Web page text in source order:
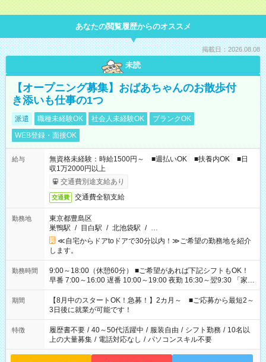
あなたの閲覧履歴からのオススメ
掲載日：2026.08.08
未読
【オープニング募集】おばあちゃんのお散歩付
き添いも仕事の1つ
派遣 職種未経験OK 社会人未経験OK
ブランクOK
WEB登録・面接OK
給与
無資格未経験：時給1500円～ ■週払いOK ■扶養内OK ■日
収1万2000円以上
交通費別途支給あり
交通費 交通費全額支給
勤務地
東京都豊島区
巣鴨駅 / 目白駅 / 北池袋駅 / …
≪自宅からドアtoドアで30分以内！≫ご希望の勤務地を紹介
します。
勤務時間
9:00～18:00（休憩60分） ■ご希望があれば下記シフトもOK！
早番 7:00～16:00 遅番 10:00～19:00 夜勤 16:30～翌9:30 「家族
と休みを合わせたい」 「余裕を持って夕飯の準備がしたい」
「できれば残業はしたくない」 など、ご希望を教えてください
ね。 ※Wワーク希望の方へ 今ご覧のお仕事で希望する勤務時間
と、もう1つのお仕事の勤務時間。 合計で週40時間を超える場
合は応募できません。
期間
【8月中のスタートOK！急募！】2カ月～ ■ご応募から最短2～
3日後に就業が可能です！
特徴 履歴書不要 / 40～50代活躍中 / 服装自由 / シフト勤務 / 10名以
上の大量募集 / 電話対応なし / パソコンスキル不要